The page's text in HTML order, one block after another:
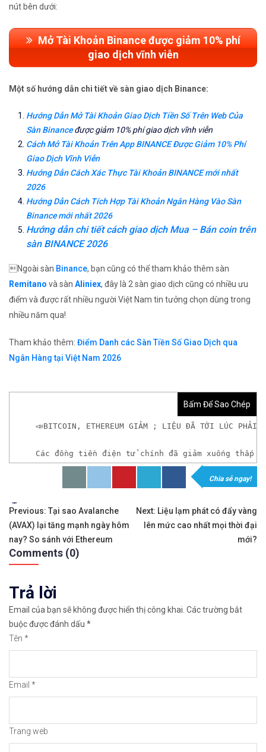
nút bên dưới:
Mở Tài Khoản Binance được giảm 10% phí
giao dịch vĩnh viễn
Một số hướng dẫn chi tiết về sàn giao dịch Binance:
Hướng Dẫn Mở Tài Khoản Giao Dịch Tiền Số Trên Web Của
Sàn Binanceđược giảm 10% phí giao dịch vĩnh viễn
Cách Mở Tài Khoản Trên App BINANCE Được Giảm 10% Phí
Giao Dịch Vĩnh Viễn
Hướng Dẫn Cách Xác Thực Tài Khoản BINANCE mới nhất
2026
Hướng Dẫn Cách Tích Hợp Tài Khoản Ngân Hàng Vào Sàn
Binance mới nhất 2026
Hướng dẫn chi tiết cách giao dịch Mua – Bán coin trên
sàn BINANCE 2026
Ngoài sàn Binance, bạn cũng có thể tham khảo thêm sàn
Remitano và sàn Aliniex, đây là 2 sàn giao dịch cũng có nhiều ưu
điểm và được rất nhiều người Việt Nam tin tưởng chọn dùng trong
nhiều năm qua!
Tham khảo thêm: Điểm Danh các Sàn Tiền Số Giao Dịch qua
Ngân Hàng tại Việt Nam 2026
Bấm Để Sao Chép
📣BITCOIN, ETHEREUM GIẢM ; LIỆU ĐÃ TỚI LÚC PHẢI
Các đồng tiền điện tử chính đã giảm xuống thấp
𝘟𝘦𝘮 𝘤𝘩𝘪 𝘵𝘪ế𝘵: https://chungkhoanforex.com/
✨🏆𝐀𝐧 𝐭â𝐦 𝐦ở 𝐭à𝐢 𝐤𝐡𝐨ả𝐧 𝐠𝐢𝐚𝐨 𝐝ị𝐜𝐡 𝐁𝐢𝐭𝐜𝐨𝐢𝐧 𝐯à 𝐧𝐡𝐢ề𝐮 𝐥𝐨ạ𝐢
👉𝘔ở 𝘵à𝘪 𝘬𝘩𝘰ả𝘯 𝘵𝘳ê𝘯 𝘴à𝘯 𝘉𝘪𝘯𝘢𝘯𝘤𝘦 𝘯ổ𝘪 𝘵𝘪ế𝘯𝘨:
✅Xem cách mở tài khoản trên sàn Binance được
✅Xem hướng dẫn cách giao dịch Mua – Bán
👉𝘔ở 𝘵à𝘪 𝘬𝘩𝘰ả𝘯 𝘵𝘳ê𝘯 𝘴à𝘯 𝘙𝘦𝘮𝘪𝘵𝘢𝘯𝘰 𝘯ổ𝘪 𝘵𝘪ế𝘯𝘨:
𝘟𝘦𝘮 𝘤𝘩𝘪 𝘵𝘪ế𝘵: https://chungkhoanforex.com/
😘Cảm ơn bạn đã xem thông tin😘🍀🤗Chúc bạn
Chia sẻ ngay!
Tags:
Điều
hướng
bài
viết
Previous: Tại sao Avalanche
(AVAX) lại tăng mạnh ngày hôm
nay? So sánh với Ethereum
Next: Liệu lạm phát có đẩy vàng
lên mức cao nhất mọi thời đại
mới?
Comments (0)
Trả lời
Email của bạn sẽ không được hiển thị công khai. Các trường bắt
buộc được đánh dấu *
Tên *
Email *
Trang web